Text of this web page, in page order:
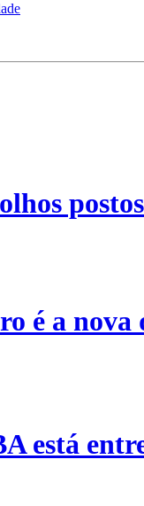
é a nova
está